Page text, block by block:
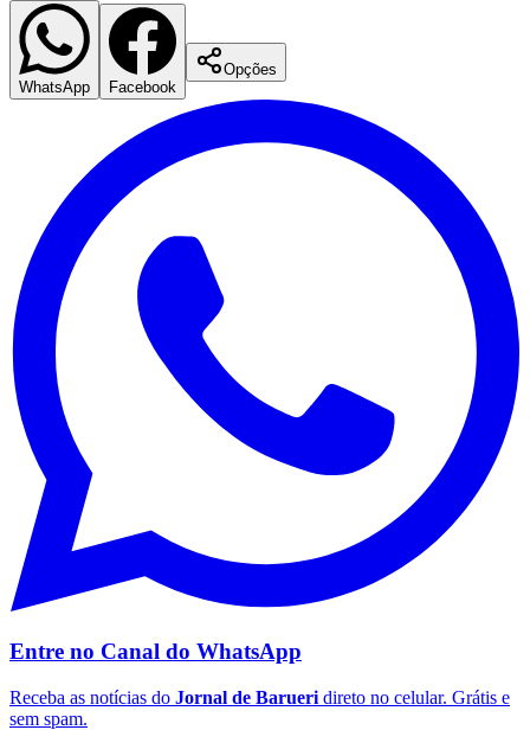
São Paulo
WhatsApp Facebook
Opções
Entre no Canal do WhatsApp
Receba as notícias do Jornal de Barueri direto no celular. Grátis e
sem spam.